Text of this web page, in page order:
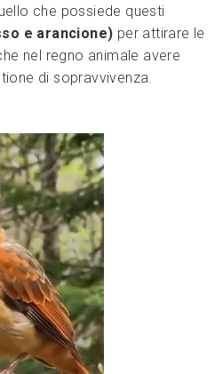
che possiede questi
e arancione) per attirare le
nel regno animale avere
di sopravvivenza.